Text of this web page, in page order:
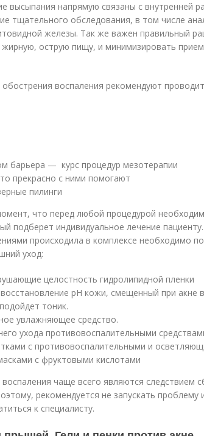
высыпания напрямую связаны с внутренней
тщательного обследования, в том числе
железы. Так же важен правильный
жирную, острую пищу, и минимизировать
воспаления рекомендуют
барьера — курс процедур мезотерапии
прекрасно с ними помогают
пилинги
что перед любой процедурой
подберет индивидуальное лечение
происходила в комплексе необходимо
уход:
целостность гидролипидной пленки
pH кожи, смещенный при акне в
тоник.
увлажняющее средство.
ухода противовоспалительными
с противовоспалительными и
с фруктовыми кислотами
чаще всего являются следствием
рекомендуется не запускать проблему
к специалисту.